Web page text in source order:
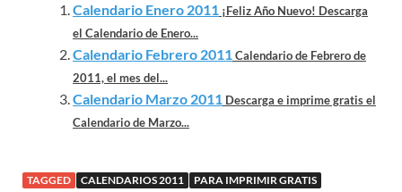
Calendario Enero 2011 ¡Feliz Año Nuevo! Descarga
el Calendario de Enero...
Calendario Febrero 2011Calendario de Febrero de
2011, el mes del...
Calendario Marzo 2011 Descarga e imprime gratis el
Calendario de Marzo...
TAGGED CALENDARIOS 2011 PARA IMPRIMIR GRATIS